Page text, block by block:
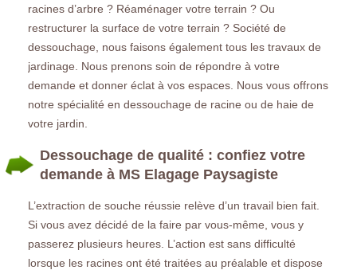
racines d’arbre ? Réaménager votre terrain ? Ou
restructurer la surface de votre terrain ? Société de
dessouchage, nous faisons également tous les travaux de
jardinage. Nous prenons soin de répondre à votre
demande et donner éclat à vos espaces. Nous vous offrons
notre spécialité en dessouchage de racine ou de haie de
votre jardin.
Dessouchage de qualité : confiez votre
demande à MS Elagage Paysagiste
L’extraction de souche réussie relève d’un travail bien fait.
Si vous avez décidé de la faire par vous-même, vous y
passerez plusieurs heures. L’action est sans difficulté
lorsque les racines ont été traitées au préalable et dispose